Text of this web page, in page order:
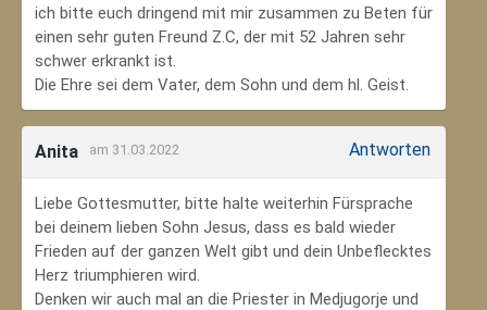
ich bitte euch dringend mit mir zusammen zu Beten für
einen sehr guten Freund Z.C, der mit 52 Jahren sehr
schwer erkrankt ist.
Die Ehre sei dem Vater, dem Sohn und dem hl. Geist.
Anita am 31.03.2022 Antworten
Liebe Gottesmutter, bitte halte weiterhin Fürsprache
bei deinem lieben Sohn Jesus, dass es bald wieder
Frieden auf der ganzen Welt gibt und dein Unbeflecktes
Herz triumphieren wird.
Denken wir auch mal an die Priester in Medjugorje und